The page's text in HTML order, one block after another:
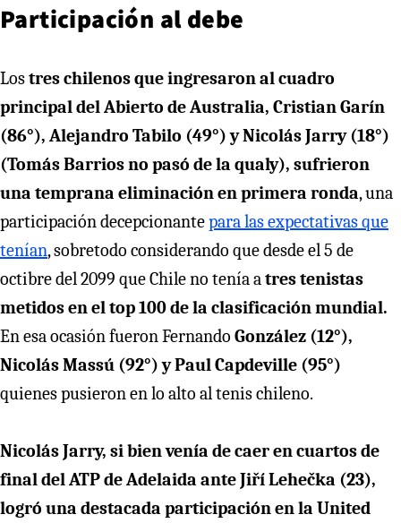
Participación al debe
Lostres chilenos que ingresaron al cuadro
principal del Abierto de Australia, Cristian Garín
(86°), Alejandro Tabilo (49°) y Nicolás Jarry (18°)
(Tomás Barrios no pasó de la qualy), sufrieron
una temprana eliminación en primera ronda, una
participación decepcionantepara las expectativas que
tenían, sobretodo considerando que desde el 5 de
octibre del 2099 que Chile no tenía a tres tenistas
metidos en el top 100 de la clasificación mundial.
En esa ocasión fueron Fernando González (12°),
Nicolás Massú (92°) y Paul Capdeville (95°)
quienes pusieron en lo alto al tenis chileno.
Nicolás Jarry, si bien venía de caer en cuartos de
final del ATP de Adelaida ante Jiří Lehečka (23),
logró una destacada participación en la United